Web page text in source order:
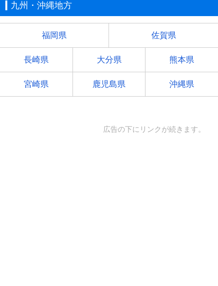
九州・沖縄地方
福岡県 佐賀県
長崎県 大分県 熊本県
宮崎県 鹿児島県 沖縄県
広告の下にリンクが続きます。